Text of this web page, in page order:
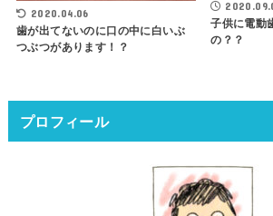
2020.04.06
歯が出てないのに口の中に白いぶ
つぶつがあります！？
子供に電動
の？？
プロフィール